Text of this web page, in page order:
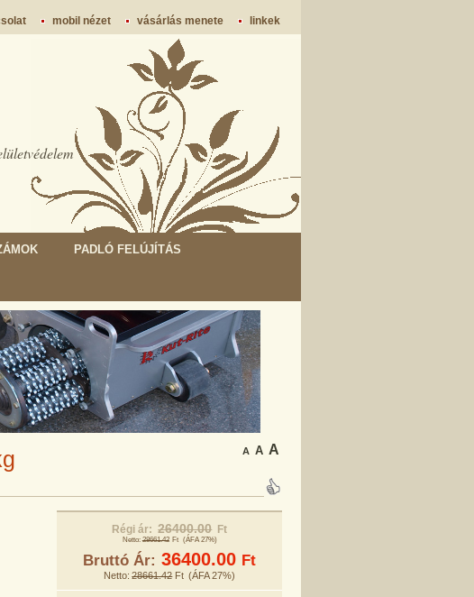
mobil nézet vásárlás menete linkek
PADLÓ FELÚJÍTÁS
A A A
Régi ár: 26400.00 Ft
Netto: 28661.42 Ft (ÁFA 27%)
Bruttó Ár: 36400.00 Ft
Netto: 28661.42 Ft (ÁFA 27%)